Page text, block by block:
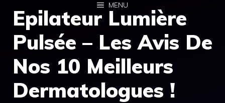
MENU
Epilateur Lumière
Pulsée – Les Avis De
Nos 10 Meilleurs
Dermatologues !